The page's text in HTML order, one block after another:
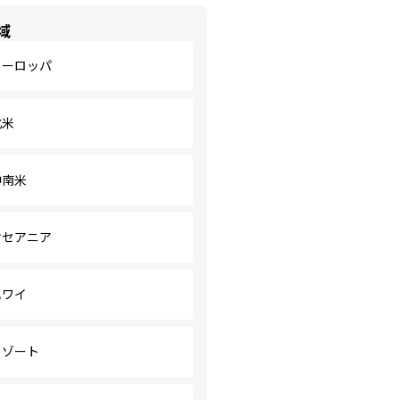
ロッパ
米
アニア
イ
ート